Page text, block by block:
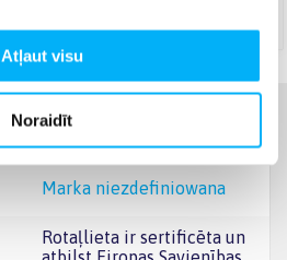
Atļaut visu
Noraidīt
marka niezdefiniowana
Rotaļlieta ir sertificēta un